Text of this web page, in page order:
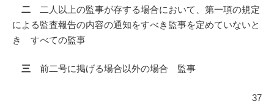
二 二人以上の監事が存する場合において、第一項の規定
による監査報告の内容の通知をすべき監事を定めていないと
き すべての監事
三 前二号に掲げる場合以外の場合 監事
37